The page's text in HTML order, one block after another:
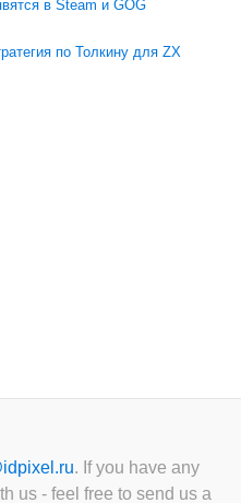
в Steam и GOG
по Толкину для ZX
. If you have any
us - feel free to send us a